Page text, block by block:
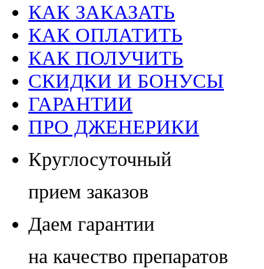
КАК ЗАКАЗАТЬ
КАК ОПЛАТИТЬ
КАК ПОЛУЧИТЬ
СКИДКИ И БОНУСЫ
ГАРАНТИИ
ПРО ДЖЕНЕРИКИ
Круглосуточный
прием заказов
Даем гарантии
на качество препаратов